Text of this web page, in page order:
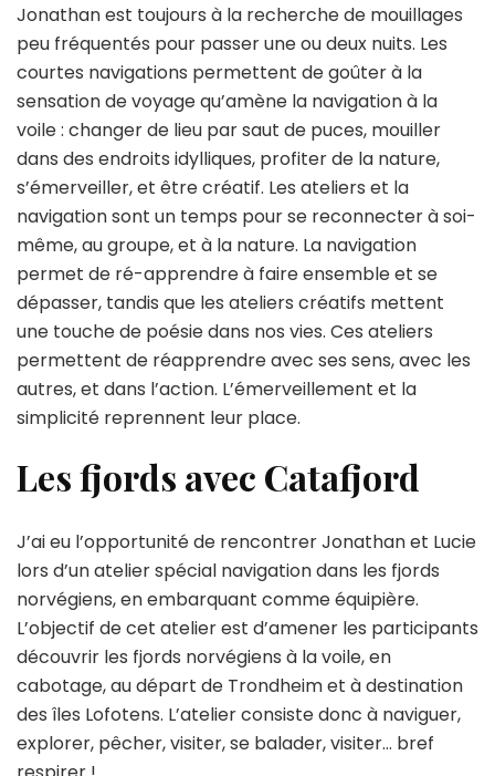
Jonathan est toujours à la recherche de mouillages
peu fréquentés pour passer une ou deux nuits. Les
courtes navigations permettent de goûter à la
sensation de voyage qu’amène la navigation à la
voile : changer de lieu par saut de puces, mouiller
dans des endroits idylliques, profiter de la nature,
s’émerveiller, et être créatif. Les ateliers et la
navigation sont un temps pour se reconnecter à soi-
même, au groupe, et à la nature. La navigation
permet de ré-apprendre à faire ensemble et se
dépasser, tandis que les ateliers créatifs mettent
une touche de poésie dans nos vies. Ces ateliers
permettent de réapprendre avec ses sens, avec les
autres, et dans l’action. L’émerveillement et la
simplicité reprennent leur place.
Les fjords avec Catafjord
J’ai eu l’opportunité de rencontrer Jonathan et Lucie
lors d’un atelier spécial navigation dans les fjords
norvégiens, en embarquant comme équipière.
L’objectif de cet atelier est d’amener les participants
découvrir les fjords norvégiens à la voile, en
cabotage, au départ de Trondheim et à destination
des îles Lofotens. L’atelier consiste donc à naviguer,
explorer, pêcher, visiter, se balader, visiter… bref